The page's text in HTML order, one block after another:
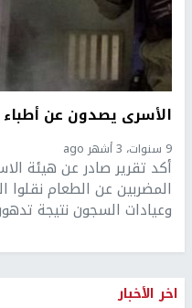
الأسرى يصدون عن أطباء
9 سنوات، 3 أشهر ago
أكد تقرير صادر عن هيئة
المضربين عن الطعام نقلوا
وعيادات السجون نتيجة
اخر الأخبار